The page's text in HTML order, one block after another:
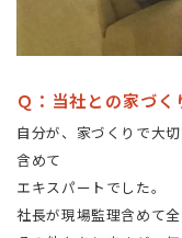
Ｑ：当社との家づく
自分が、家づくりで大
含めて
エキスパートでした。
社長が現場監理含めて